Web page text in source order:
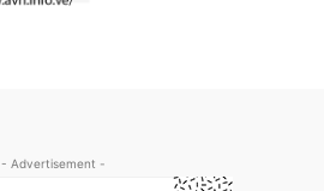
- Advertisement -